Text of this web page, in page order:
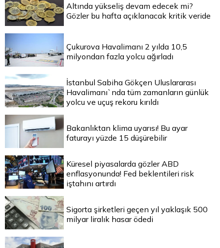
Altında yükseliş devam edecek mi?
Gözler bu hafta açıklanacak kritik veride
Çukurova Havalimanı 2 yılda 10,5
milyondan fazla yolcu ağırladı
İstanbul Sabiha Gökçen Uluslararası
Havalimanı`nda tüm zamanların günlük
yolcu ve uçuş rekoru kırıldı
Bakanlıktan klima uyarısı! Bu ayar
faturayı yüzde 15 düşürebilir
Küresel piyasalarda gözler ABD
enflasyonunda! Fed beklentileri risk
iştahını artırdı
Sigorta şirketleri geçen yıl yaklaşık 500
milyar liralık hasar ödedi